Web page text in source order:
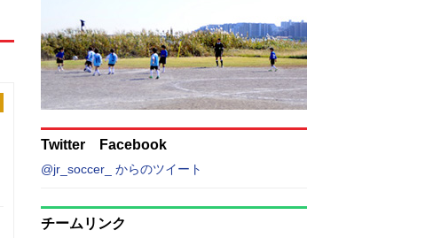
Twitter Facebook
@jr_soccer_ からのツイート
チームリンク